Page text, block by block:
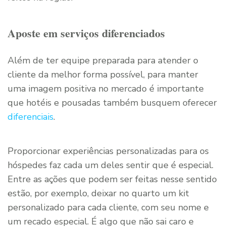
Aposte em serviços diferenciados
Além de ter equipe preparada para atender o
cliente da melhor forma possível, para manter
uma imagem positiva no mercado é importante
que hotéis e pousadas também busquem oferecer
diferenciais.
Proporcionar experiências personalizadas para os
hóspedes faz cada um deles sentir que é especial.
Entre as ações que podem ser feitas nesse sentido
estão, por exemplo, deixar no quarto um kit
personalizado para cada cliente, com seu nome e
um recado especial. É algo que não sai caro e